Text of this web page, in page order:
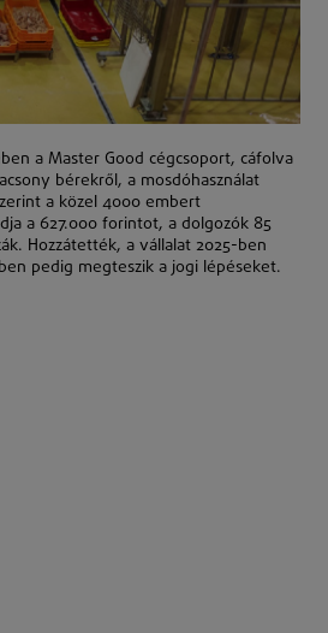
a Master Good cégcsoport, cáfolva
bérekről, a mosdóhasználat
a közel 4000 embert
a 627.000 forintot, a dolgozók 85
Hozzátették, a vállalat 2025-ben
pedig megteszik a jogi lépéseket.